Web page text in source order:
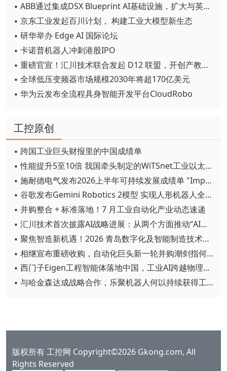
▪ ABB通过集成DSX Blueprint AI基础设施，扩大与英伟达的合作
▪ 京东工业发起百川计划， 构建工业大模型新生态
▪ 研华举办 Edge AI 国际论坛
▪ 卡诺普机器人冲刺港股IPO
▪ 重磅官宣！汇川技术联合发起 D12 联盟，开创产教融合新范式
▪ 全球低压变频器市场规模2030年将超170亿美元
▪ 华为云发布全流程具身智能开发平台CloudRobo
工控原创
▪ 跨国工业巨头财报里的中国成绩单
▪ 性能提升5至10倍 我国牵头制定的WiTSnet工业以太网国际标准正式发布
▪ 施耐德电气发布2026上半年可持续发展成绩单 "Impact 2030"路线图开局稳健
▪ 谷歌发布Gemini Robotics 2模型 实现人形机器人全身智能控制突破
▪ 并购整合 + 标准落地！7 月工业自动化产业动态速递
▪ 汇川技术首次披露AI战略进展：从两个方面推动“AI业务化”落地
▪ 聚焦智造新机遇！2026 青岛数字化及智能制造技术论坛圆满落幕
▪ 相继宣布重磅收购，自动化巨头新一轮并购潮剑指何方？
▪ 西门子Eigen工程智能体落地中国，工业AI跨越物理世界“确定性”拐点
▪ 与哈金森达成战略合作，乐聚机器人何以持续获得工业巨头青睐？
版权所有 工控网 Copyright©2026 Gkong.com, All
Rights Reserved